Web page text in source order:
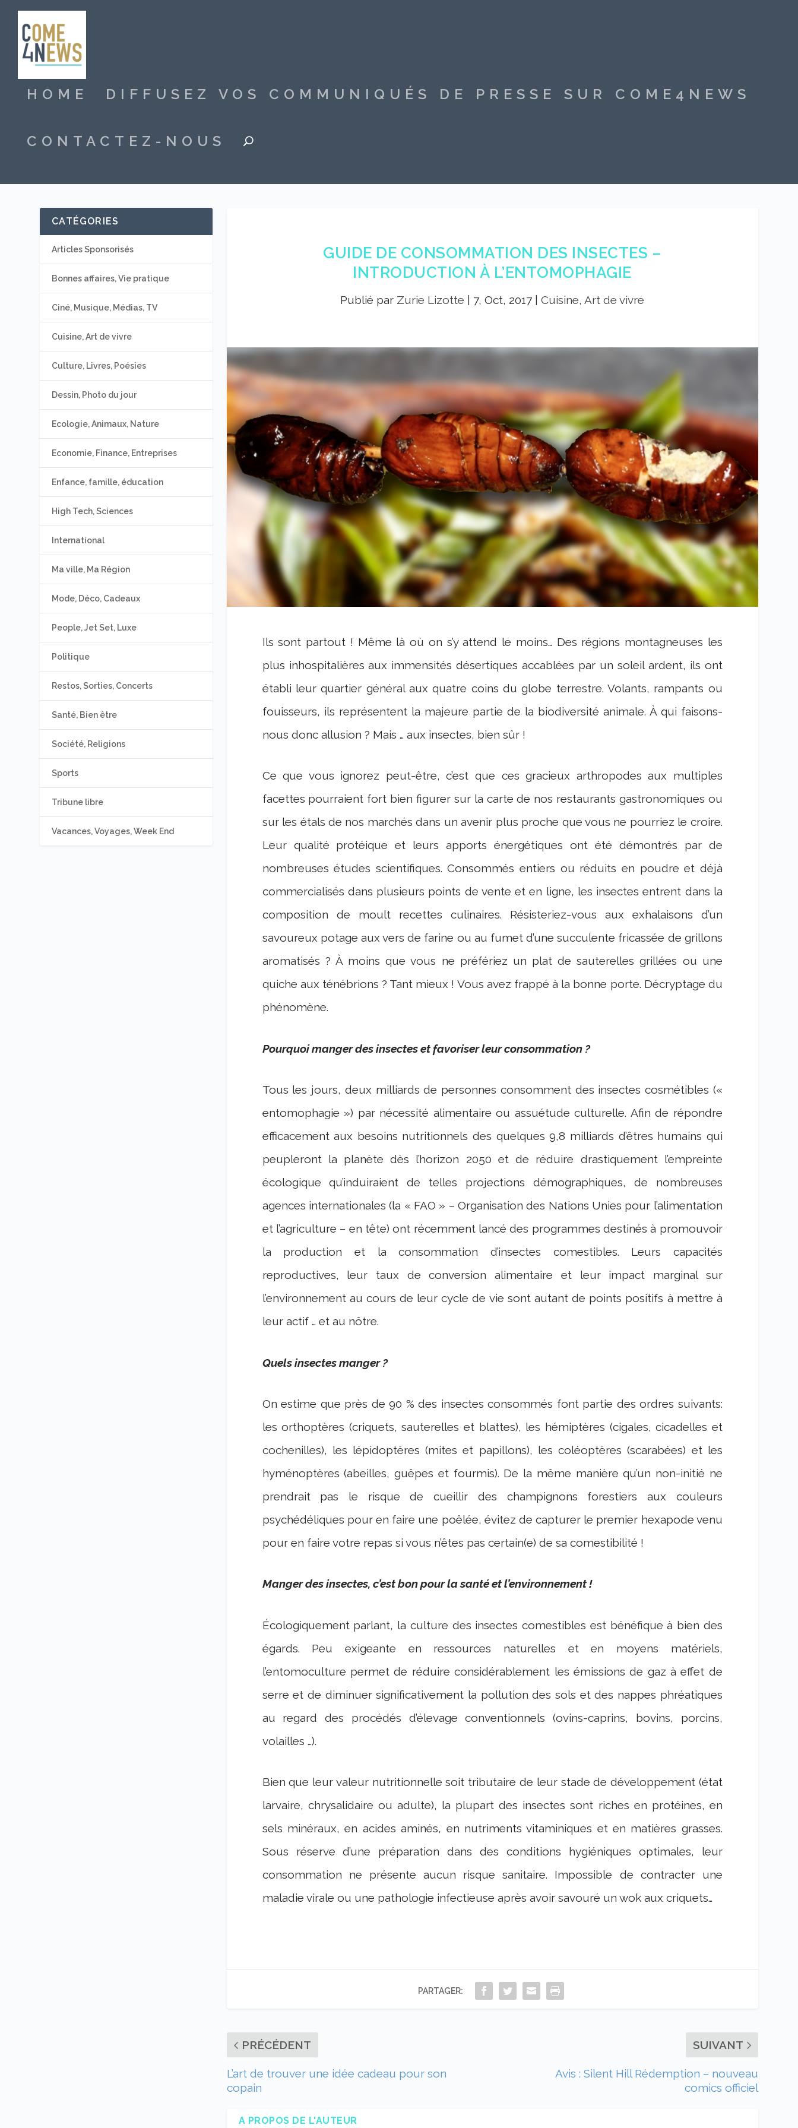
HOME DIFFUSEZ VOS COMMUNIQUÉS DE PRESSE SUR COME4NEWS
CONTACTEZ-NOUS
GUIDE DE CONSOMMATION DES INSECTES –
INTRODUCTION À L’ENTOMOPHAGIE
Publié par Zurie Lizotte 7, Oct, 2017 |Cuisine, Art de vivre
Ils sont partout ! Même là où on s’y attend le moins… Des régions montagneuses les
plus inhospitalières aux immensités désertiques accablées par un soleil ardent, ils ont
établi leur quartier général aux quatre coins du globe terrestre. Volants, rampants ou
fouisseurs, ils représentent la majeure partie de la biodiversité animale. À qui faisons-
nous donc allusion ? Mais … aux insectes, bien sûr !
Ce que vous ignorez peut-être, c’est que ces gracieux arthropodes aux multiples
facettes pourraient fort bien figurer sur la carte de nos restaurants gastronomiques ou
sur les étals de nos marchés dans un avenir plus proche que vous ne pourriez le croire.
Leur qualité protéique et leurs apports énergétiques ont été démontrés par de
nombreuses études scientifiques. Consommés entiers ou réduits en poudre et déjà
commercialisés dans plusieurs points de vente et en ligne, les insectes entrent dans la
composition de moult recettes culinaires. Résisteriez-vous aux exhalaisons d’un
savoureux potage aux vers de farine ou au fumet d’une succulente fricassée de grillons
aromatisés ? À moins que vous ne préfériez un plat de sauterelles grillées ou une
quiche aux ténébrions ? Tant mieux ! Vous avez frappé à la bonne porte. Décryptage du
phénomène.
Pourquoi manger des insectes et favoriser leur consommation ?
Tous les jours, deux milliards de personnes consomment des insectes cosmétibles («
entomophagie ») par nécessité alimentaire ou assuétude culturelle. Afin de répondre
efficacement aux besoins nutritionnels des quelques 9,8 milliards d’êtres humains qui
peupleront la planète dès l’horizon 2050 et de réduire drastiquement l’empreinte
écologique qu’induiraient de telles projections démographiques, de nombreuses
agences internationales (la « FAO » – Organisation des Nations Unies pour l’alimentation
et l’agriculture – en tête) ont récemment lancé des programmes destinés à promouvoir
la production et la consommation d’insectes comestibles. Leurs capacités
reproductives, leur taux de conversion alimentaire et leur impact marginal sur
l’environnement au cours de leur cycle de vie sont autant de points positifs à mettre à
leur actif … et au nôtre.
Quels insectes manger ?
On estime que près de 90 % des insectes consommés font partie des ordres suivants:
les orthoptères (criquets, sauterelles et blattes), les hémiptères (cigales, cicadelles et
cochenilles), les lépidoptères (mites et papillons), les coléoptères (scarabées) et les
hyménoptères (abeilles, guêpes et fourmis). De la même manière qu’un non-initié ne
prendrait pas le risque de cueillir des champignons forestiers aux couleurs
psychédéliques pour en faire une poêlée, évitez de capturer le premier hexapode venu
pour en faire votre repas si vous n’êtes pas certain(e) de sa comestibilité !
Manger des insectes, c’est bon pour la santé et l’environnement !
Écologiquement parlant, la culture des insectes comestibles est bénéfique à bien des
égards. Peu exigeante en ressources naturelles et en moyens matériels,
l’entomoculture permet de réduire considérablement les émissions de gaz à effet de
serre et de diminuer significativement la pollution des sols et des nappes phréatiques
au regard des procédés d’élevage conventionnels (ovins-caprins, bovins, porcins,
volailles …).
Bien que leur valeur nutritionnelle soit tributaire de leur stade de développement (état
larvaire, chrysalidaire ou adulte), la plupart des insectes sont riches en protéines, en
sels minéraux, en acides aminés, en nutriments vitaminiques et en matières grasses.
Sous réserve d’une préparation dans des conditions hygiéniques optimales, leur
consommation ne présente aucun risque sanitaire. Impossible de contracter une
maladie virale ou une pathologie infectieuse après avoir savouré un wok aux criquets…
PARTAGER:
PRÉCÉDENT
L’art de trouver une idée cadeau pour son
copain
SUIVANT
Avis : Silent Hill Rédemption – nouveau
comics officiel
A PROPOS DE L'AUTEUR
CATÉGORIES
Articles Sponsorisés
Bonnes affaires, Vie pratique
Ciné, Musique, Médias, TV
Cuisine, Art de vivre
Culture, Livres, Poésies
Dessin, Photo du jour
Ecologie, Animaux, Nature
Economie, Finance, Entreprises
Enfance, famille, éducation
High Tech, Sciences
International
Ma ville, Ma Région
Mode, Déco, Cadeaux
People, Jet Set, Luxe
Politique
Restos, Sorties, Concerts
Santé, Bien être
Société, Religions
Sports
Tribune libre
Vacances, Voyages, Week End